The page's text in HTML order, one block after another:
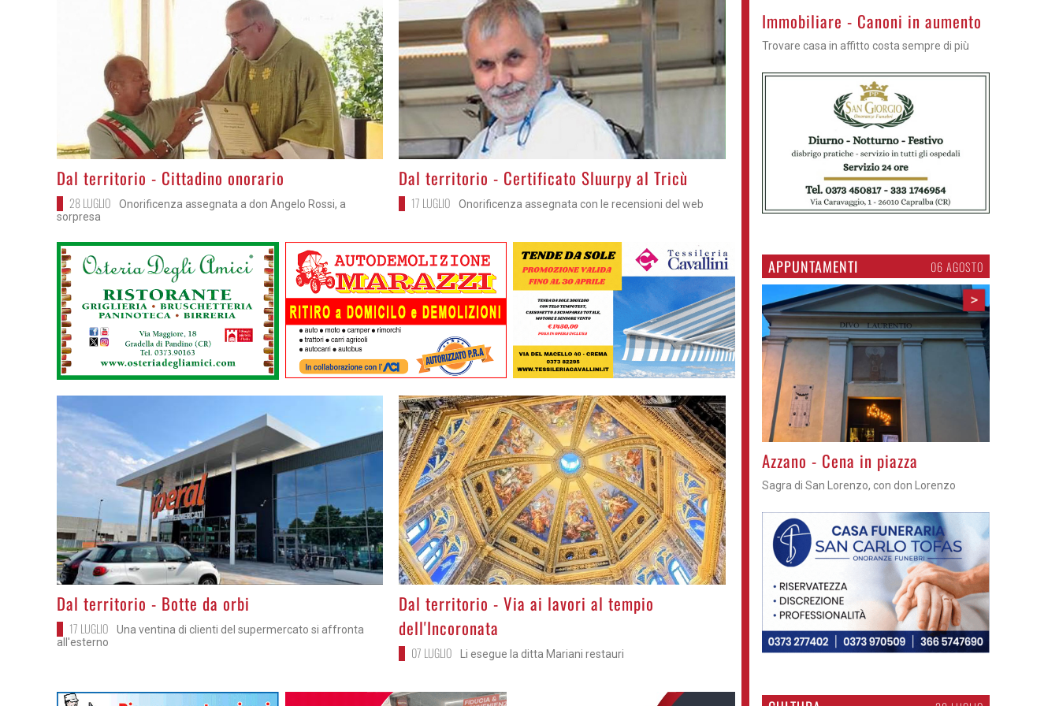
>
Dal territorio - Cittadino onorario
28 LUGLIO
Onorificenza assegnata a don Angelo Rossi, a
sorpresa
>
Dal territorio - Certificato Sluurpy al Tricù
17 LUGLIO Onorificenza assegnata con le recensioni del web
>
Dal territorio - Botte da orbi
17 LUGLIO
Una ventina di clienti del supermercato si affronta
all'esterno
>
Dal territorio - Via ai lavori al tempio
dell'Incoronata
07 LUGLIO Li esegue la ditta Mariani restauri
>Immobiliare - Canoni in aumento
Trovare casa in affitto costa sempre di più
APPUNTAMENTI 06 AGOSTO
>
Gli appuntamenti fino a sabato
Cosa fare questi giorni nel Cremasco